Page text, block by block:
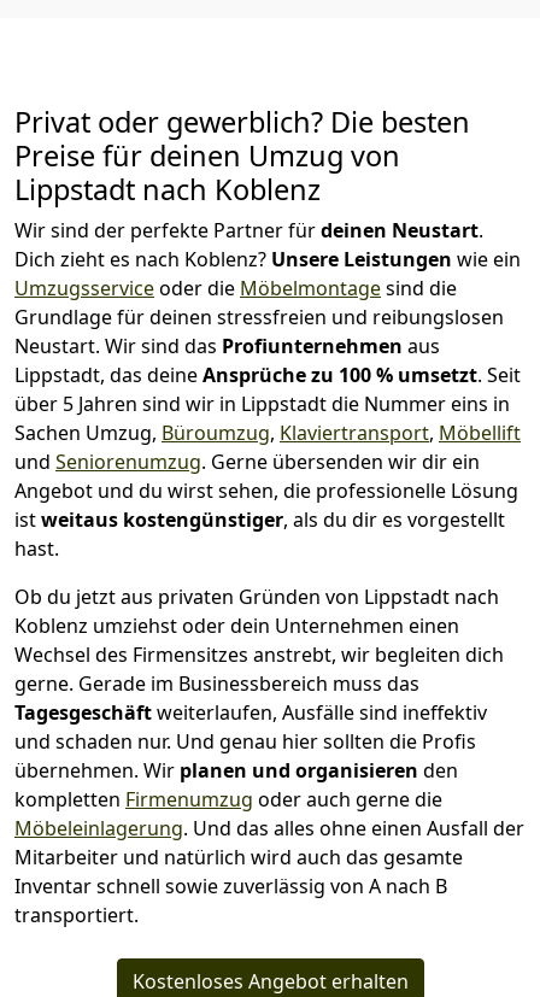
Privat oder gewerblich? Die besten
Preise für deinen Umzug von
Lippstadt nach Koblenz
Wir sind der perfekte Partner fürdeinen Neustart.
Dich zieht es nach Koblenz? Unsere Leistungen wie ein
Umzugsserviceoder die Möbelmontagesind die
Grundlage für deinen stressfreien und reibungslosen
Neustart. Wir sind das Profiunternehmen aus
Lippstadt, das deineAnsprüche zu 100 % umsetzt. Seit
über 5 Jahren sind wir in Lippstadt die Nummer eins in
Sachen Umzug, Büroumzug, Klaviertransport, Möbellift
und Seniorenumzug. Gerne übersenden wir dir ein
Angebot und du wirst sehen, die professionelle Lösung
istweitaus kostengünstiger, als du dir es vorgestellt
hast.
Ob du jetzt aus privaten Gründen von Lippstadt nach
Koblenz umziehst oder dein Unternehmen einen
Wechsel des Firmensitzes anstrebt, wir begleiten dich
gerne. Gerade im Businessbereich muss das
Tagesgeschäftweiterlaufen, Ausfälle sind ineffektiv
und schaden nur. Und genau hier sollten die Profis
übernehmen. Wir planen und organisieren den
kompletten Firmenumzug oder auch gerne die
Möbeleinlagerung. Und das alles ohne einen Ausfall der
Mitarbeiter und natürlich wird auch das gesamte
Inventar schnell sowie zuverlässig von A nach B
transportiert.
Kostenloses Angebot erhalten